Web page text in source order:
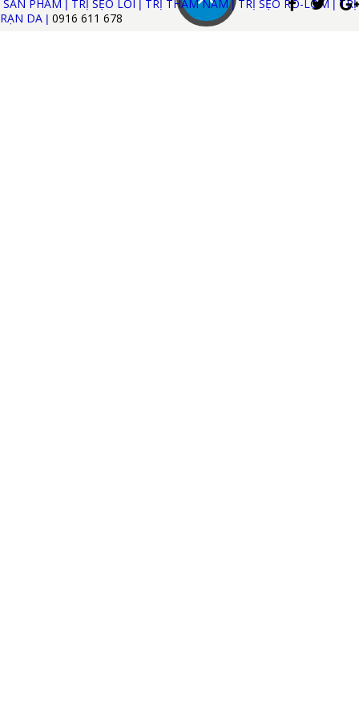
SẢN PHẨM | TRỊ SẸO LỒI | TRỊ THÂM NÁM|TRỊ SẸO RỖ-LÕM | TRỊ
RẠN DA | 0916 611 678